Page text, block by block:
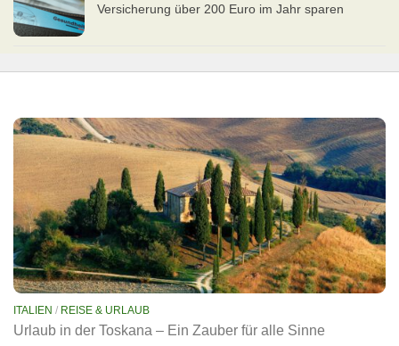
Ver­si­che­rung über 200 Euro im Jahr sparen
ITALIEN / REISE & URLAUB
Urlaub in der Toskana – Ein Zauber für alle Sinne